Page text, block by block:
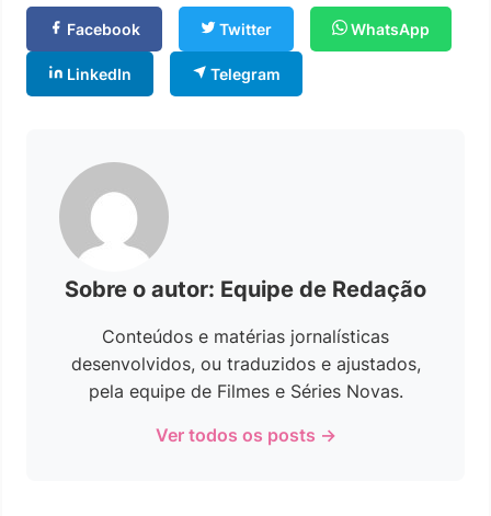
Facebook Twitter WhatsApp
LinkedIn Telegram
Sobre o autor: Equipe de Redação
Conteúdos e matérias jornalísticas
desenvolvidos, ou traduzidos e ajustados,
pela equipe de Filmes e Séries Novas.
Ver todos os posts →